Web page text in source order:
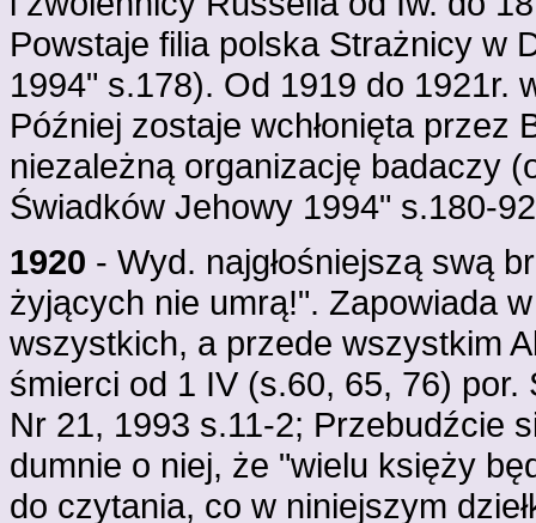
Powstaje filia polska Strażnicy w
1994" s.178). Od 1919 do 1921r.
Później zostaje wchłonięta
niezależną organizację badaczy
Świadków Jehowy 1994" s.180-
1920 - Wyd. najgłośniejszą swą
żyjących nie umrą!". Zapowiada
wszystkich, a przede wszystkim
śmierci od 1 IV (s.60, 65, 76)
Nr 21, 1993 s.11-2; Przebudźcie
dumnie o niej, że "wielu księży
do czytania, co w niniejszym